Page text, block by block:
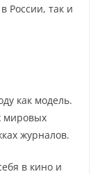
России, так и
как модель.
мировых
журналов.
в кино и